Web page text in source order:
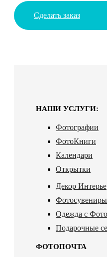
Сделать заказ
НАШИ УСЛУГИ:
Фотографии
ФотоКниги
Календари
Открытки
Декор
Фотосувениры
Одежда с Фото
Подарочные
ФОТОПОЧТА